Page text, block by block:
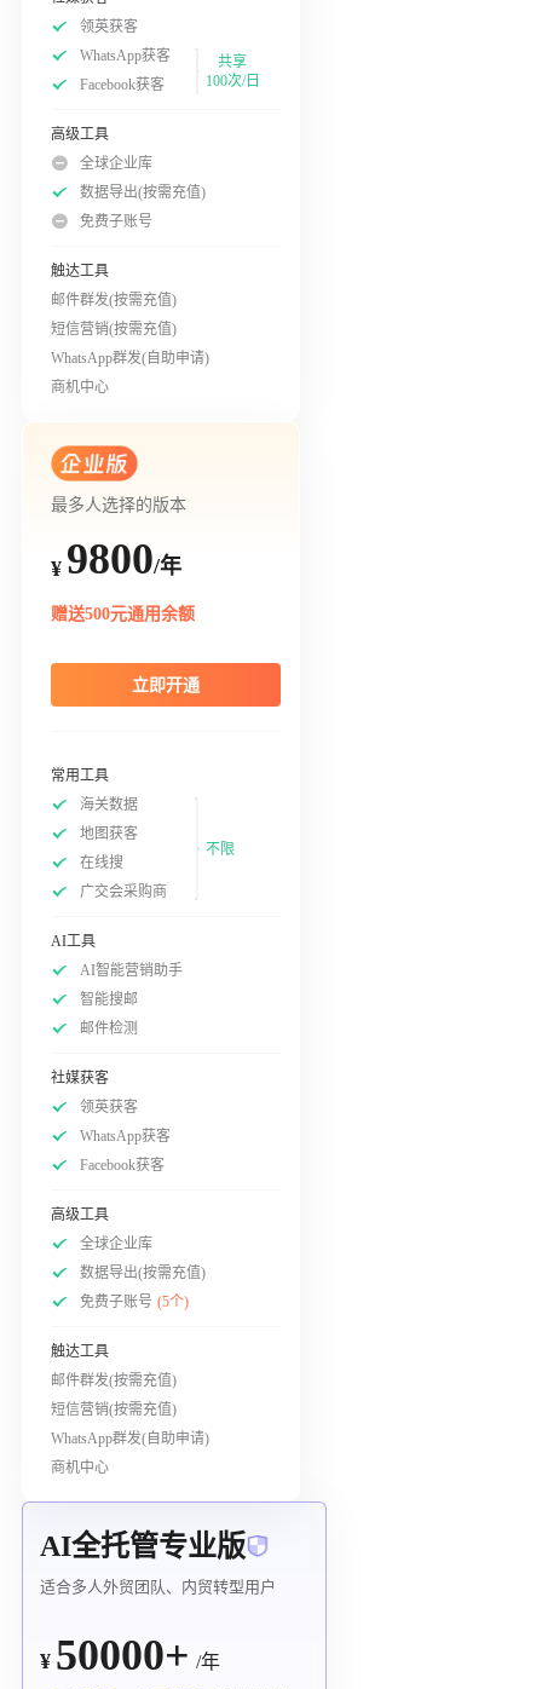
领英获客
WhatsApp获客
Facebook获客
共享
100次/日
高级工具
全球企业库
数据导出(按需充值)
免费子账号
触达工具
邮件群发(按需充值)
短信营销(按需充值)
WhatsApp群发(自助申请)
商机中心
最多人选择的版本
¥ 9800/年
赠送500元通用余额
立即开通
常用工具
海关数据
地图获客
在线搜
广交会采购商
不限
AI工具
AI智能营销助手
智能搜邮
邮件检测
社媒获客
领英获客
WhatsApp获客
Facebook获客
高级工具
全球企业库
数据导出(按需充值)
免费子账号 (5个)
触达工具
邮件群发(按需充值)
短信营销(按需充值)
WhatsApp群发(自助申请)
商机中心
AI全托管专业版
适合多人外贸团队、内贸转型用户
¥ 50000+ /年